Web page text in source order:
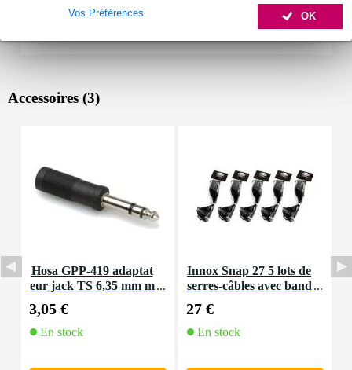
OK
Vos Préférences
Accessoires (3)
Hosa GPP-419 adaptat
eur jack TS 6,35 mm m
3,05 €
En stock
Innox Snap 27 5 lots de
serres-câbles avec band
27 €
En stock